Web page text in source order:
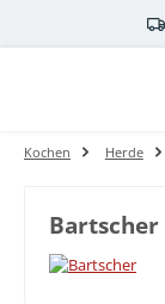
Zum Hauptinhalt
Kochen Herde
Bartscher